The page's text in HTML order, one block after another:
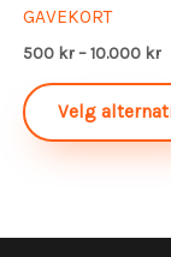
GAVEKORT
500 kr – 10.000 kr
Velg